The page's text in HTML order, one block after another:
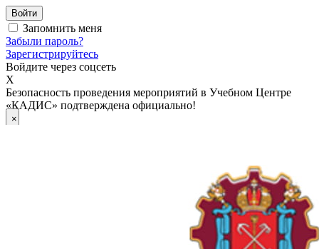
Войти
Запомнить меня
Забыли пароль?
Зарегистрируйтесь
Войдите через соцсеть
X
Безопасность проведения мероприятий в Учебном Центре
«КАДИС» подтверждена официально!
×